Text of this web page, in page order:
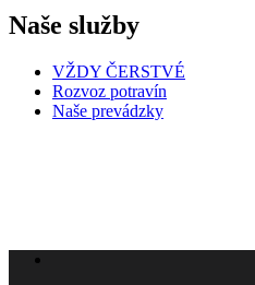
Naše služby
VŽDY ČERSTVÉ
Rozvoz potravín
Naše prevádzky